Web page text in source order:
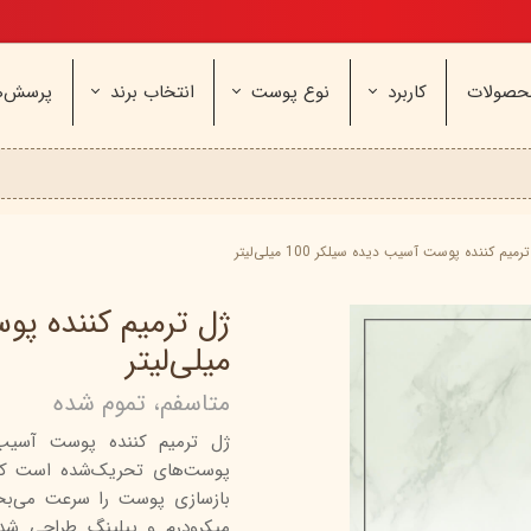
کاربرد
عطر - ادکلن
اسپری بدن
دئودرانت - مام
نوع پوست انتخاب برند
نیوره بیول
ایپک
شون آردن
ویتابلا سینره
سیلکر
سی‌گل
ویتالیر
یونی لد هرمودر
کننده پوست آسیب دیده سیلکر 100 میلی‌لیتر
میلی‌لیتر
متاسفم، تموم شده
ژل ترمیم کننده پوست
پوست‌های تحریک‌شده است که
بازسازی پوست را سرعت